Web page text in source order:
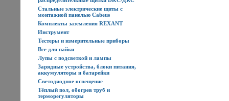
Стальные электрические щиты с
монтажной панелью Cabeus
Комплекты заземления REXANT
Инструмент
Тестеры и измерительные приборы
Все для пайки
Лупы с подсветкой и лампы
Зарядные устройства, блоки питания,
аккумуляторы и батарейки
Светодиодное освещение
Тёплый пол, обогрев труб и
терморегуляторы